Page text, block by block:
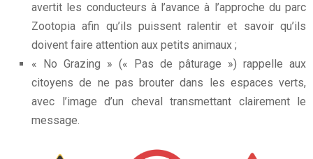
avertit les conducteurs à l’avance à l’approche du parc
Zootopia afin qu’ils puissent ralentir et savoir qu’ils
doivent faire attention aux petits animaux ;
« No Grazing » (« Pas de pâturage ») rappelle aux
citoyens de ne pas brouter dans les espaces verts,
avec l’image d’un cheval transmettant clairement le
message.